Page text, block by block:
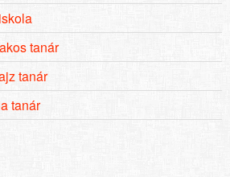
tanár
tanár
tanár